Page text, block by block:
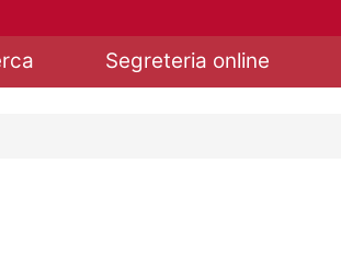
Segreteria online